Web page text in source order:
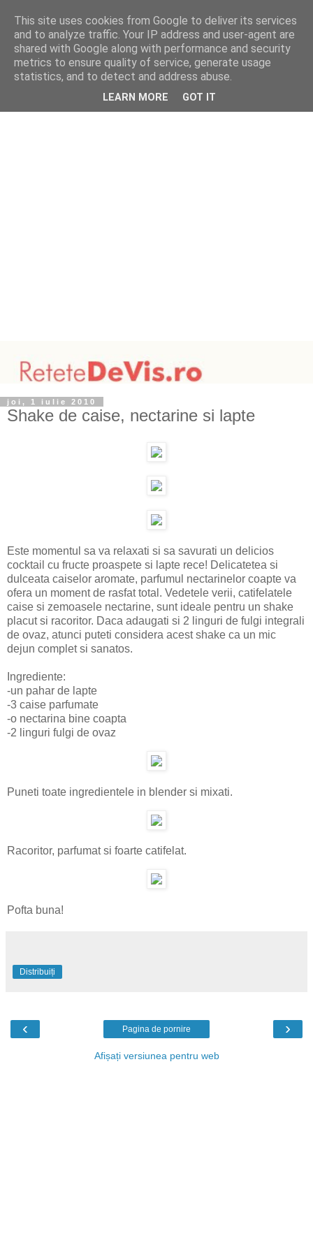
joi, 1 iulie 2010
Shake de caise, nectarine si lapte
Este momentul sa va relaxati si sa savurati un delicios
cocktail cu fructe proaspete si lapte rece! Delicatetea si
dulceata caiselor aromate, parfumul nectarinelor coapte va
ofera un moment de rasfat total. Vedetele verii, catifelatele
caise si zemoasele nectarine, sunt ideale pentru un shake
placut si racoritor. Daca adaugati si 2 linguri de fulgi integrali
de ovaz, atunci puteti considera acest shake ca un mic
dejun complet si sanatos.
Ingrediente:
-un pahar de lapte
-3 caise parfumate
-o nectarina bine coapta
-2 linguri fulgi de ovaz
Puneti toate ingredientele in blender si mixati.
Racoritor, parfumat si foarte catifelat.
Pofta buna!
Distribuiți
‹ ›
Pagina de pornire
Afișați versiunea pentru web
This site uses cookies from Google to deliver its services
and to analyze traffic. Your IP address and user-agent are
shared with Google along with performance and security
metrics to ensure quality of service, generate usage
statistics, and to detect and address abuse.
LEARN MORE GOT IT